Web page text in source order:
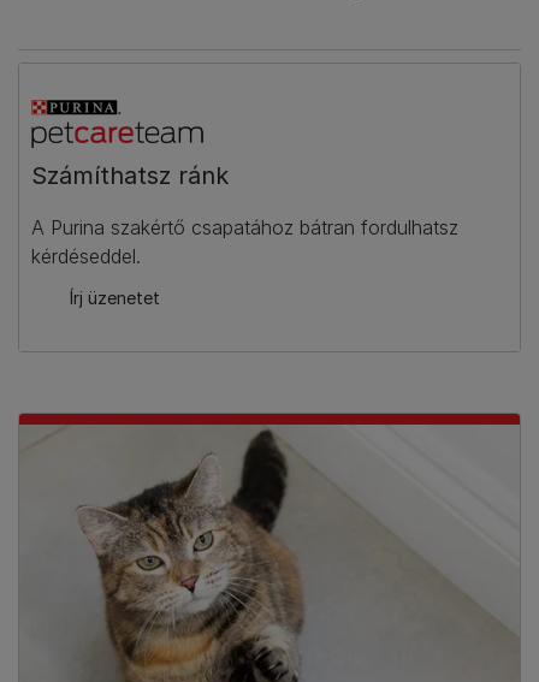
Számíthatsz ránk​
A Purina szakértő csapatához bátran fordulhatsz
kérdéseddel.
Írj üzenetet